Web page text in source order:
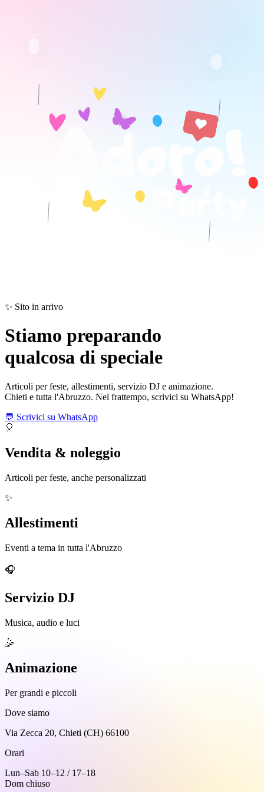
✨ Sito in arrivo
Stiamo preparando
qualcosa di speciale
Articoli per feste, allestimenti, servizio DJ e animazione.
Chieti e tutta l'Abruzzo. Nel frattempo, scrivici su WhatsApp!
💬 Scrivici su WhatsApp
🎈
Vendita & noleggio
Articoli per feste, anche personalizzati
✨
Allestimenti
Eventi a tema in tutta l'Abruzzo
🎧
Servizio DJ
Musica, audio e luci
🤹
Animazione
Per grandi e piccoli
Dove siamo
Via Zecca 20, Chieti (CH) 66100
Orari
Lun–Sab 10–12 / 17–18
Dom chiuso